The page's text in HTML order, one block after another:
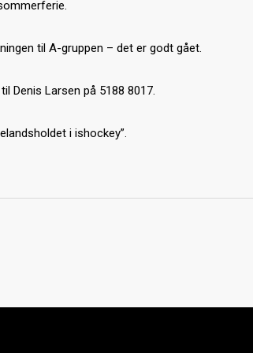
til A-gruppen – det er godt gået.
Denis Larsen på 5188 8017.
i ishockey”.